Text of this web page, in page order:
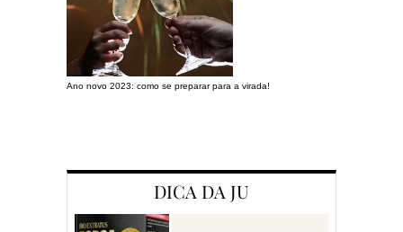
Ano novo 2023: como se preparar para a virada!
DICA DA JU